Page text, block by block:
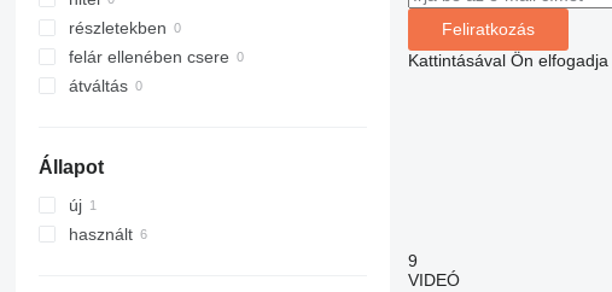
részletekben
felár ellenében csere
átváltás
Állapot
új
használt
Feliratkozás
Kattintásával Ön elfogadja
9
VIDEÓ